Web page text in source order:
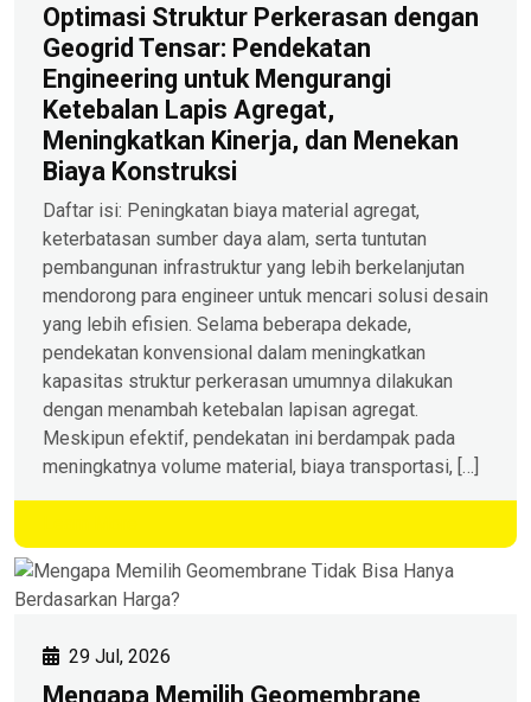
Optimasi Struktur Perkerasan dengan
Geogrid Tensar: Pendekatan
Engineering untuk Mengurangi
Ketebalan Lapis Agregat,
Meningkatkan Kinerja, dan Menekan
Biaya Konstruksi
Daftar isi: Peningkatan biaya material agregat,
keterbatasan sumber daya alam, serta tuntutan
pembangunan infrastruktur yang lebih berkelanjutan
mendorong para engineer untuk mencari solusi desain
yang lebih efisien. Selama beberapa dekade,
pendekatan konvensional dalam meningkatkan
kapasitas struktur perkerasan umumnya dilakukan
dengan menambah ketebalan lapisan agregat.
Meskipun efektif, pendekatan ini berdampak pada
meningkatnya volume material, biaya transportasi, […]
29 Jul, 2026
Mengapa Memilih Geomembrane